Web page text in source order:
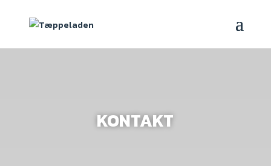
KONTAKT